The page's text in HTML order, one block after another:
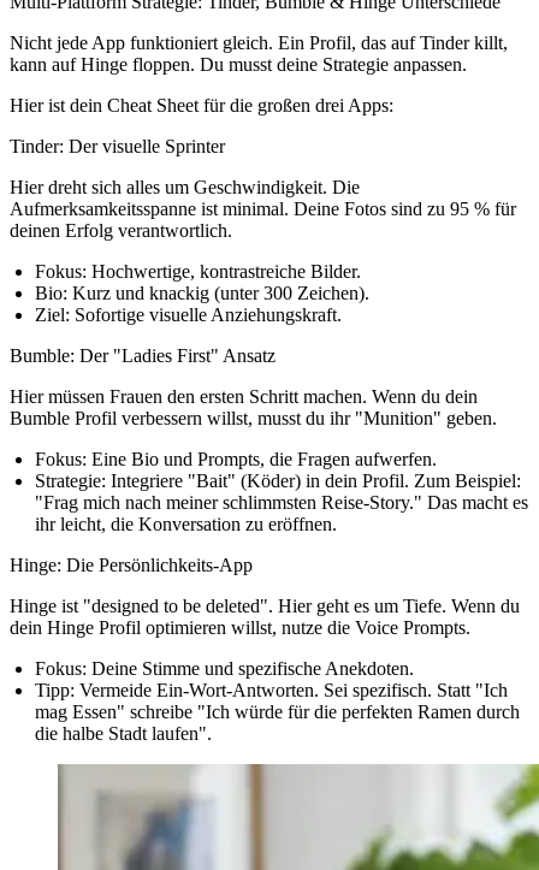
Nicht jede App funktioniert gleich. Ein Profil, das auf Tinder killt,
kann auf Hinge floppen. Du musst deine Strategie anpassen.
Hier ist dein Cheat Sheet für die großen drei Apps:
Tinder: Der visuelle Sprinter
Hier dreht sich alles um Geschwindigkeit. Die
Aufmerksamkeitsspanne ist minimal. Deine Fotos sind zu 95 % für
deinen Erfolg verantwortlich.
Fokus: Hochwertige, kontrastreiche Bilder.
Bio: Kurz und knackig (unter 300 Zeichen).
Ziel: Sofortige visuelle Anziehungskraft.
Bumble: Der "Ladies First" Ansatz
Hier müssen Frauen den ersten Schritt machen. Wenn du dein
Bumble Profil verbessern willst, musst du ihr "Munition" geben.
Fokus: Eine Bio und Prompts, die Fragen aufwerfen.
Strategie: Integriere "Bait" (Köder) in dein Profil. Zum Beispiel:
"Frag mich nach meiner schlimmsten Reise-Story." Das macht es
ihr leicht, die Konversation zu eröffnen.
Hinge: Die Persönlichkeits-App
Hinge ist "designed to be deleted". Hier geht es um Tiefe. Wenn du
dein Hinge Profil optimieren willst, nutze die Voice Prompts.
Fokus: Deine Stimme und spezifische Anekdoten.
Tipp: Vermeide Ein-Wort-Antworten. Sei spezifisch. Statt "Ich
mag Essen" schreibe "Ich würde für die perfekten Ramen durch
die halbe Stadt laufen".